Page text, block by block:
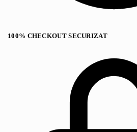
100% CHECKOUT SECURIZAT